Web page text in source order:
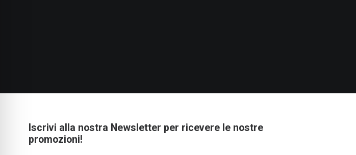
Iscrivi alla nostra Newsletter per ricevere le nostre
promozioni!